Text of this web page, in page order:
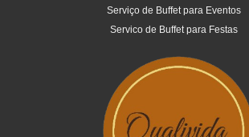
Serviço de Buffet para Eventos
Servico de Buffet para Festas